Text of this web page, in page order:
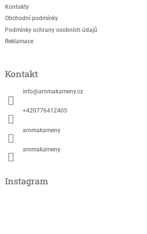
Kontakty
Obchodní podmínky
Podmínky ochrany osobních údajů
Reklamace
Kontakt
info@aromakameny.cz
+420776412405
aromakameny
aromakameny
Instagram